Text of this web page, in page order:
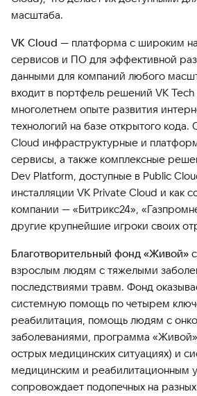
масштаба.
VK Cloud — платформа с широким
сервисов и ПО для эффективной
данными для компаний любого
входит в портфель решений VK Tech
многолетнем опыте развития
технологий на базе открытого
Cloud инфраструктурные и
сервисы, а также комплексные
Dev Platform, доступные в Public
инсталляции VK Private Cloud и как
компании — «Битрикс24»,
другие крупнейшие игроки своих
Благотворительный фонд «Живой»
взрослым людям с тяжелыми
последствиями травм. Фонд
системную помощь по четырем
реабилитация, помощь людям с
заболеваниями, программа
острых медицинских ситуациях) и
медицинским и реабилитационным
сопровождает подопечных на